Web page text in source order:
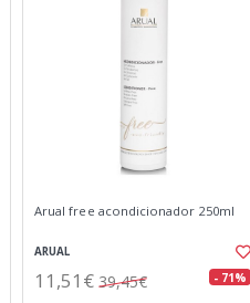
Arual free acondicionador 250ml
ARUAL
11,51€ 39,45€ - 71%